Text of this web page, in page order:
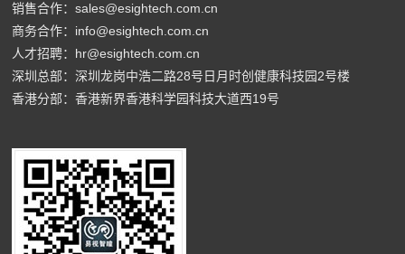
销售合作：sales@esightech.com.cn
商务合作：info@esightech.com.cn
人才招聘：hr@esightech.com.cn
深圳总部：深圳龙岗中浩二路28号日月时创健康科技园2号楼
香港分部：香港新界香港科学园科技大道西19号